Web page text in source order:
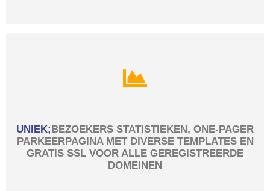
UNIEK;BEZOEKERS STATISTIEKEN, ONE-PAGER
PARKEERPAGINA MET DIVERSE TEMPLATES EN
GRATIS SSL VOOR ALLE GEREGISTREERDE
DOMEINEN